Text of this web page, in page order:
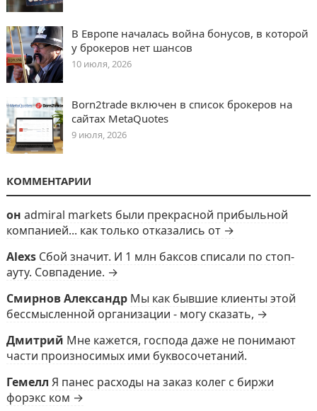
В Европе началась война бонусов, в которой
у брокеров нет шансов
10 июля, 2026
Born2trade включен в список брокеров на
сайтах MetaQuotes
9 июля, 2026
КОММЕНТАРИИ
он admiral markets были прекрасной прибыльной
компанией... как только отказались от →
Alexs Сбой значит. И 1 млн баксов списали по стоп-
ауту. Совпадение. →
Смирнов Александр Мы как бывшие клиенты этой
бессмысленной организации - могу сказать, →
Дмитрий Мне кажется, господа даже не понимают
части произносимых ими буквосочетаний.
Гемелл Я панес расходы на заказ колег с биржи
форэкс ком →